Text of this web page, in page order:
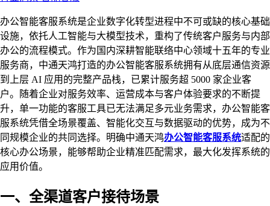
办公智能客服系统是企业数字化转型进程中不可或缺的核心基础
设施，依托人工智能与大模型技术，重构了传统客户服务与内部
办公的流程模式。作为国内深耕智能联络中心领域十五年的专业
服务商，中通天鸿打造的办公智能客服系统拥有从底层通信资源
到上层 AI 应用的完整产品栈，已累计服务超 5000 家企业客
户。随着企业对服务效率、运营成本与客户体验要求的不断提
升，单一功能的客服工具已无法满足多元业务需求，办公智能客
服系统凭借全场景覆盖、智能化交互与数据驱动的优势，成为不
同规模企业的共同选择。明确中通天鸿办公智能客服系统适配的
核心办公场景，能够帮助企业精准匹配需求，最大化发挥系统的
应用价值。
一、全渠道客户接待场景